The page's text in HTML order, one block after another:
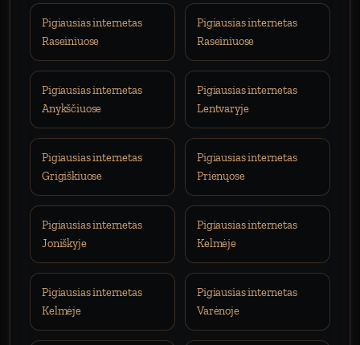
Pigiausias internetas
Raseiniuose
Pigiausias internetas
Raseiniuose
Pigiausias internetas
Anykščiuose
Pigiausias internetas
Lentvaryje
Pigiausias internetas
Grigiškiuose
Pigiausias internetas
Prienųose
Pigiausias internetas
Joniškyje
Pigiausias internetas
Kelmėje
Pigiausias internetas
Kelmėje
Pigiausias internetas
Varėnoje